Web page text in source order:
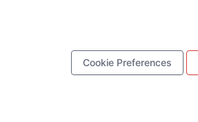
ソレノイド コイル 充電器 ポー
Cookie Preferences